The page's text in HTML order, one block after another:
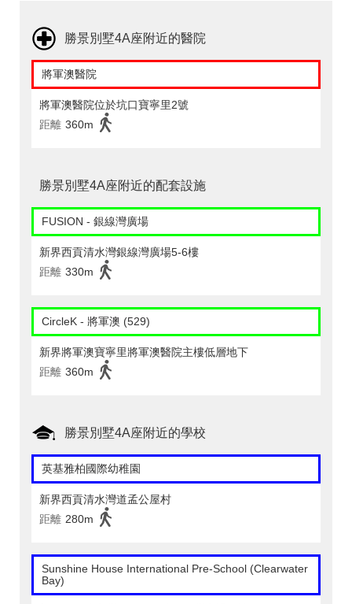
勝景別墅4A座附近的醫院
將軍澳醫院
將軍澳醫院位於坑口寶寧里2號
距離 360m
勝景別墅4A座附近的配套設施
FUSION - 銀線灣廣場
新界西貢清水灣銀線灣廣場5-6樓
距離 330m
CircleK - 將軍澳 (529)
新界將軍澳寶寧里將軍澳醫院主樓低層地下
距離 360m
勝景別墅4A座附近的學校
英基雅柏國際幼稚園
新界西貢清水灣道孟公屋村
距離 280m
Sunshine House International Pre-School (Clearwater
Bay)